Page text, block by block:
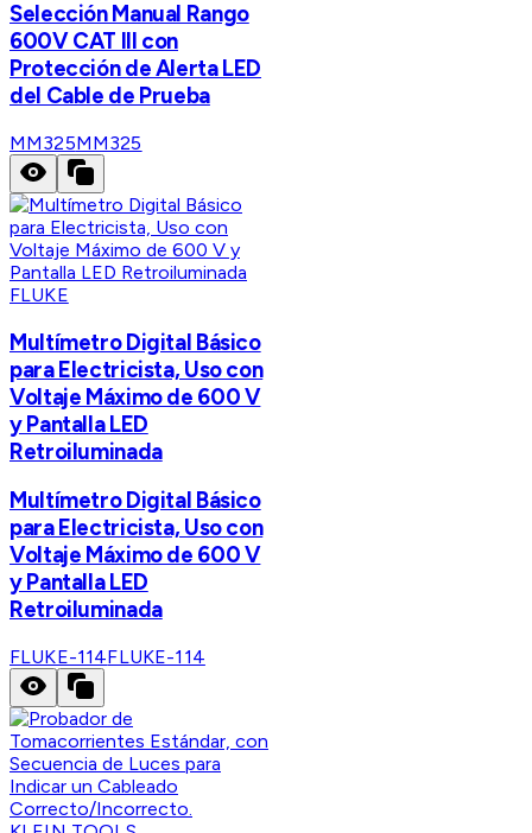
Selección Manual Rango
600V CAT III con
Protección de Alerta LED
del Cable de Prueba
MM325MM325
FLUKE
Multímetro Digital Básico
para Electricista, Uso con
Voltaje Máximo de 600 V
y Pantalla LED
Retroiluminada
Multímetro Digital Básico
para Electricista, Uso con
Voltaje Máximo de 600 V
y Pantalla LED
Retroiluminada
FLUKE-114FLUKE-114